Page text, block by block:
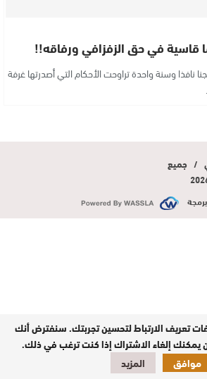
قاسية في حق الزفزافي ورفاقه!!
نافذا وسنة واحدة تراوحت الأحكام التي أصدرتها غرفة
/ جميع
تعريف الارتباط لتحسين تجربتك. سنفترض أنك
إلغاء الاشتراك إذا كنت ترغب في ذلك.
موافق
المزيد